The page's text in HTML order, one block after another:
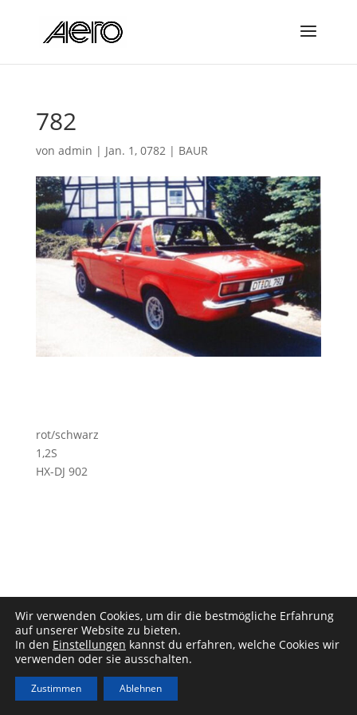
782
von admin | Jan. 1, 0782| BAUR
rot/schwarz
1,2S
HX-DJ 902
Impressum|Datenschutz
Wir verwenden Cookies, um dir die bestmögliche Erfahrung
auf unserer Website zu bieten.
In den Einstellungen kannst du erfahren, welche Cookies wir
verwenden oder sie ausschalten.
Zustimmen Ablehnen